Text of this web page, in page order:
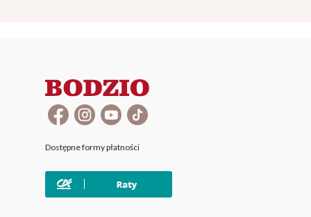
Dostępne formy płatności